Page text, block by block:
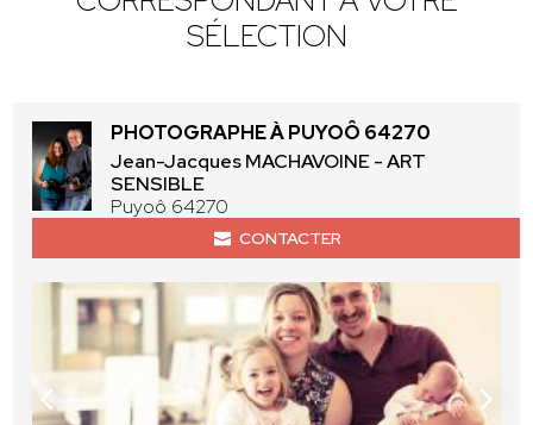
SÉLECTION
PHOTOGRAPHE À PUYOÔ 64270
Jean-Jacques MACHAVOINE - ART
SENSIBLE
Puyoô 64270
CONTACTER